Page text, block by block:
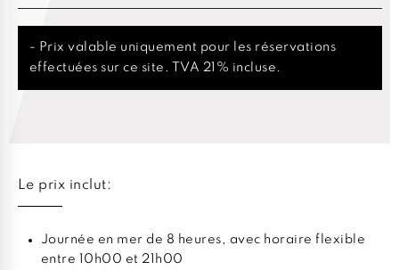
- Prix valable uniquement pour les réservations
effectuées sur ce site. TVA 21% incluse.
Le prix inclut:
Journée en mer de 8 heures, avec horaire flexible
entre 10h00 et 21h00